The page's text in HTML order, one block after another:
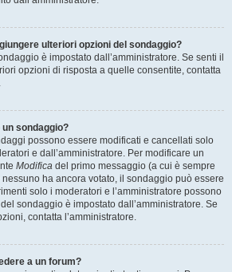
ulteriori opzioni del sondaggio?
è impostato dall’amministratore. Se senti il
opzioni di risposta a quelle consentite, contatta
sondaggio?
possono essere modificati e cancellati solo
e dall’amministratore. Per modificare un
Modifica del primo messaggio (a cui è sempre
ha ancora votato, il sondaggio può essere
solo i moderatori e l’amministratore possono
sondaggio è impostato dall’amministratore. Se
contatta l’amministratore.
a un forum?